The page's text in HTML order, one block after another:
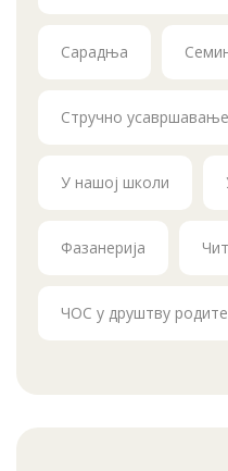
Сарадња
Стручно усавршавање
У нашој школи
Фазанерија
ЧОС у друштву